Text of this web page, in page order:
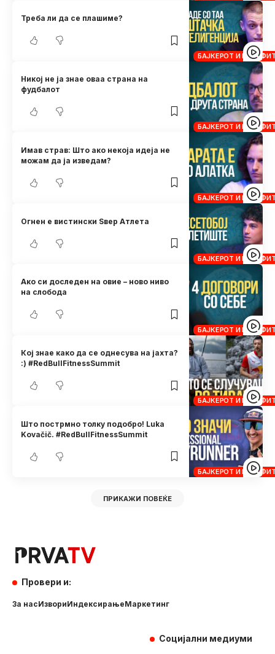
БАЈКЕРОТ И
Треба ли да се плашиме?
БАЈКЕРОТ И
Никој не ја знае оваа страна на
фудбалот
БАЈКЕРОТ И
Имав страв: Што ако некоја идеја не
можам да ја изведам?
БАЈКЕРОТ И
Огнен е вистински Ѕвер Атлета
БАЈКЕРОТ И
Ако си доследен на овие – ново ниво
на слобода
БАЈКЕРОТ И
Кој знае како да се однесува на јахта?
:) #RedBullFitnessSummit
БАЈКЕРОТ И
Што пострмно толку подобро! Luka
Kovačič. #RedBullFitnessSummit
ПРИКАЖИ ПОВЕЌЕ
Провери и:
За насИзвориИндексирањеМаркетинг
Социјални медиуми